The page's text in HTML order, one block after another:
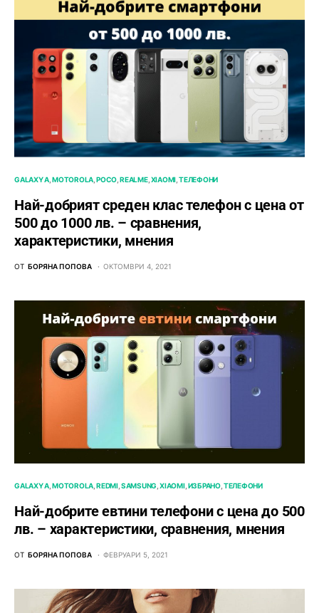
GALAXY A MOTOROLA POCO REALME XIAOMI ТЕЛЕФОНИ
Най-добрият среден клас телефон с цена от
500 до 1000 лв. – сравнения,
характеристики, мнения
ОТ БОРЯНА ПОПОВА ОКТОМВРИ 4, 2021
GALAXY A MOTOROLA REDMI SAMSUNG XIAOMI ИЗБРАНО ТЕЛЕФОНИ
Най-добрите евтини телефони с ценa до 500
лв. – характeристики, сравнения, мнения
ОТ БОРЯНА ПОПОВА ФЕВРУАРИ 5, 2021